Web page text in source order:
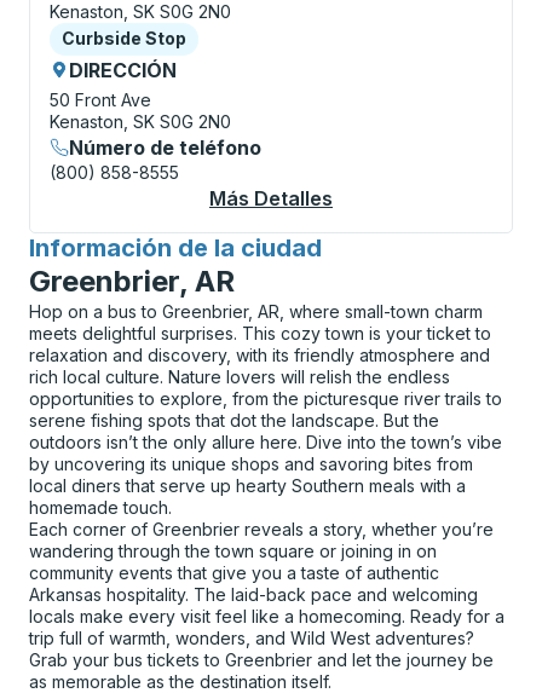
Kenaston, SK S0G 2N0
Curbside Stop
Curbside Stop
DIRECCIÓN
50 Front Ave
Kenaston, SK S0G 2N0
Número de teléfono
(800) 858-8555
Más Detalles
Información de la ciudad
para
Greenbrier, AR
Hop on a bus to Greenbrier, AR, where small-town charm
meets delightful surprises. This cozy town is your ticket to
relaxation and discovery, with its friendly atmosphere and
rich local culture. Nature lovers will relish the endless
opportunities to explore, from the picturesque river trails to
serene fishing spots that dot the landscape. But the
outdoors isn’t the only allure here. Dive into the town’s vibe
by uncovering its unique shops and savoring bites from
local diners that serve up hearty Southern meals with a
homemade touch.
Each corner of Greenbrier reveals a story, whether you’re
wandering through the town square or joining in on
community events that give you a taste of authentic
Arkansas hospitality. The laid-back pace and welcoming
locals make every visit feel like a homecoming. Ready for a
trip full of warmth, wonders, and Wild West adventures?
Grab your bus tickets to Greenbrier and let the journey be
as memorable as the destination itself.